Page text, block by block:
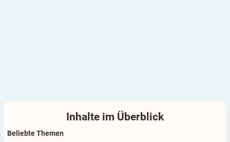
Inhalte im Überblick
Beliebte Themen